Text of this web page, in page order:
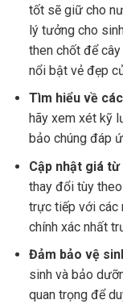
tốt sẽ giữ cho
lý tưởng cho
then chốt để
nổi bật vẻ đẹp
Tìm hiểu về
hãy xem xét kỹ
bảo chúng đáp
Cập nhật giá từ
thay đổi tùy
trực tiếp với các
chính xác nhất
Đảm bảo vệ
sinh và bảo
quan trọng để